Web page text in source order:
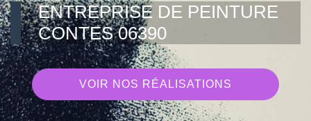
ENTREPRISE DE PEINTURE
CONTES 06390
VOIR NOS RÉALISATIONS